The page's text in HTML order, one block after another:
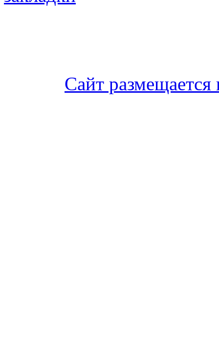
Сайт размещается